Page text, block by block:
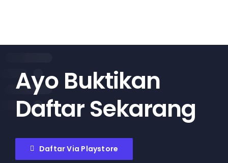
Ayo Buktikan
Daftar Sekarang
Daftar Via Playstore